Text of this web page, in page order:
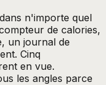
n'importe quel
de calories,
un journal de
Cinq
en vue.
les angles parce